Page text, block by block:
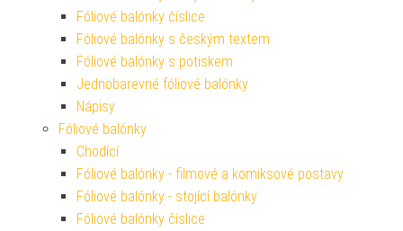
Fóliové balónky číslice
Fóliové balónky s českým textem
Fóliové balónky s potiskem
Jednobarevné fóliové balónky
Nápisy
Fóliové balónky
Chodící
Fóliové balónky - filmové a komiksové postavy
Fóliové balónky - stojící balónky
Fóliové balónky číslice